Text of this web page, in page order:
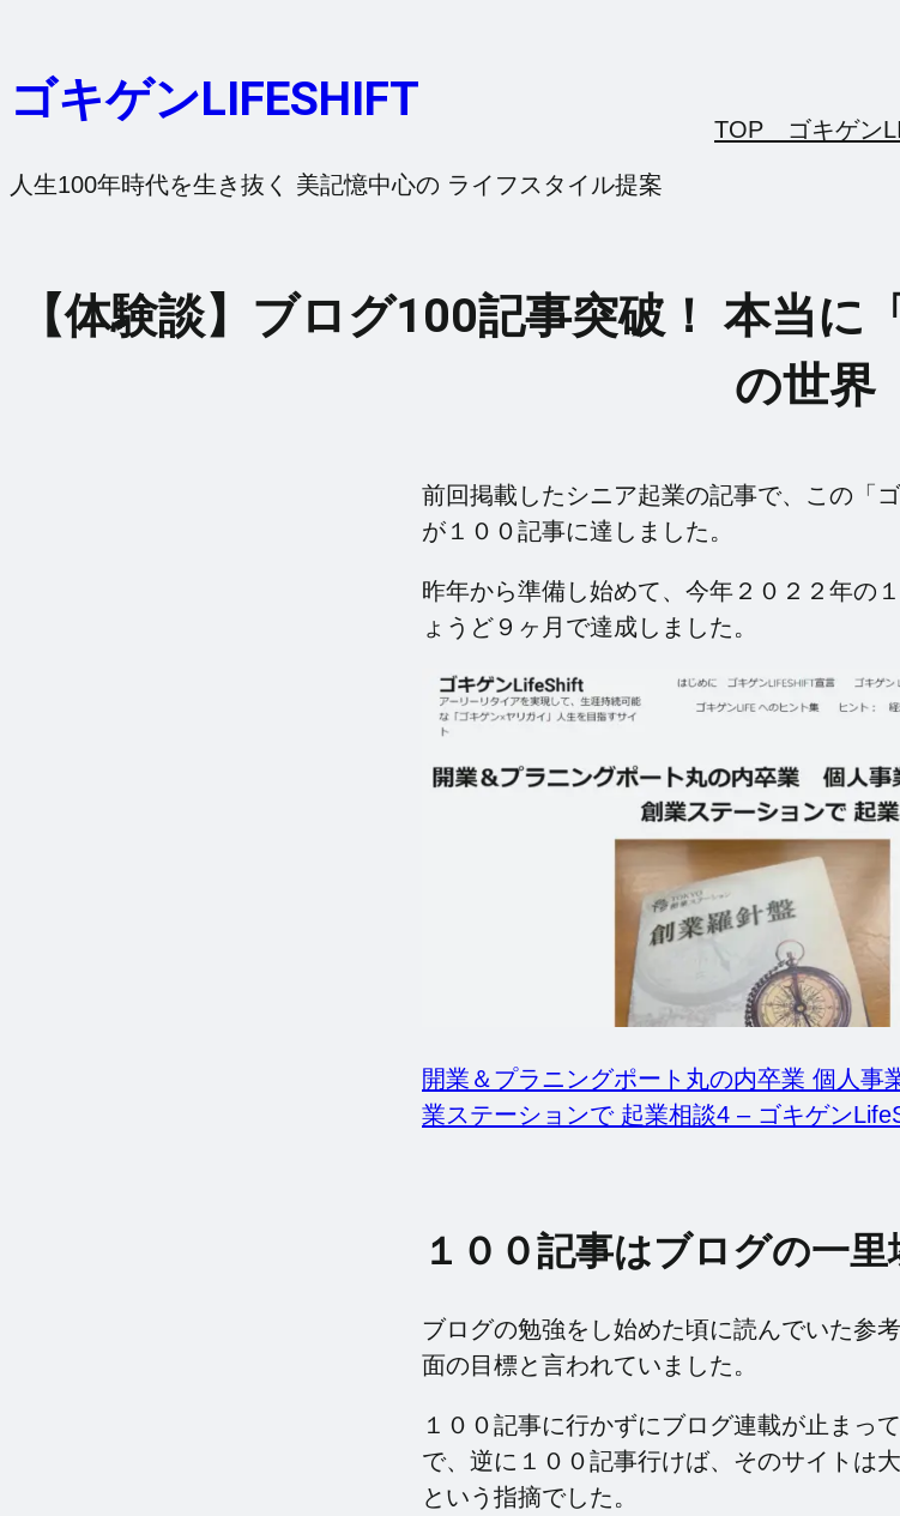
を
キ
ゴキゲンLIFESHIFT
人生100年時代を生き抜く 美記憶中心の ライフスタイル提案
TOP ゴキゲン
【体験談】ブログ100記事突破！ 本当
の世界
前回掲載したシニア起業の記事で、この「
が１００記事に達しました。
昨年から準備し始めて、今年２０２２年の
ょうど９ヶ月で達成しました。
開業＆プラニングポート丸の内卒業 個人事
業ステーションで 起業相談4 – ゴキゲン
１００記事はブログの一里
ブログの勉強をし始めた頃に読んでいた参
面の目標と言われていました。
１００記事に行かずにブログ連載が止まっ
で、逆に１００記事行けば、そのサイトは
という指摘でした。